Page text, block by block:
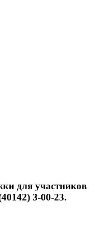
для участников
3-00-23.